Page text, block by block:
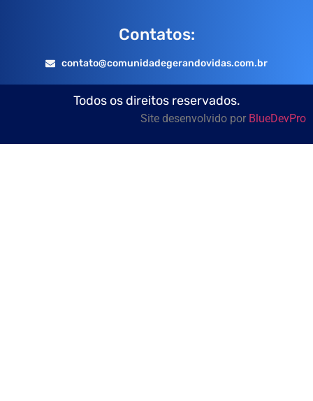
Contatos:
contato@comunidadegerandovidas.com.br
Todos os direitos reservados.
Site desenvolvido por BlueDevPro